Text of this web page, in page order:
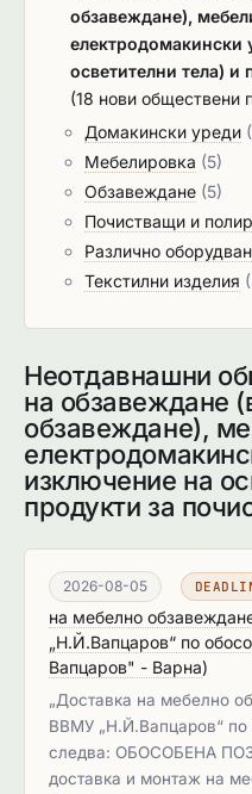
обзавеждане),
електродомакински
осветителни тела) и
(18 нови обществени
Домакински уреди
Мебелировка (5)
Обзавеждане (5)
Почистващи и
Различно
Текстилни изделия
Неотдавнашни
на обзавеждане
обзавеждане),
изключение на
продукти за
2026-08-05
на мебелно
„Н.Й.Вапцаров“ по
Вапцаров" - Варна)
„Доставка на мебелно
ВВМУ „Н.Й.Вапцаров“ по
следва: ОБОСОБЕНА
доставка и монтаж на